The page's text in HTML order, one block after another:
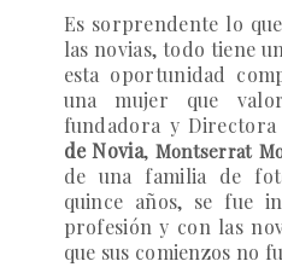
Es sorprendente lo
las novias, todo tiene
esta oportunidad
una mujer que
fundadora y Directora
de Novia, Montserrat
de una familia de
quince años, se fue
profesión y con las
que sus comienzos no